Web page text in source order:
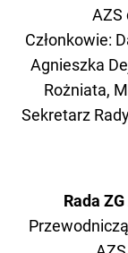
AZS
Członkowie:
Agnieszka
Rożniata,
Sekretarz
Rada